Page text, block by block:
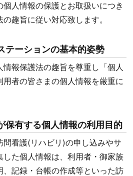
人情報の保護とお取扱いにつき
趣旨に従い対応致します。
テーションの基本的姿勢
報保護法の趣旨を尊重し「個人
者の皆さまの個人情報を厳重に
保有する個人情報の利用目的
看護(リハビリ)の申し込みやサ
した個人情報は、利用者・御家族
、記録・台帳の作成等といった訪